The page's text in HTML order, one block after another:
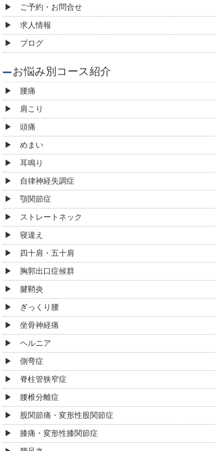
ご予約・お問合せ
求人情報
ブログ
お悩み別コース紹介
腰痛
肩こり
頭痛
めまい
耳鳴り
自律神経失調症
顎関節症
ストレートネック
寝違え
四十肩・五十肩
胸郭出口症候群
腱鞘炎
ぎっくり腰
坐骨神経痛
ヘルニア
側弯症
脊柱管狭窄症
腰椎分離症
股関節痛・変形性股関節症
膝痛・変形性膝関節症